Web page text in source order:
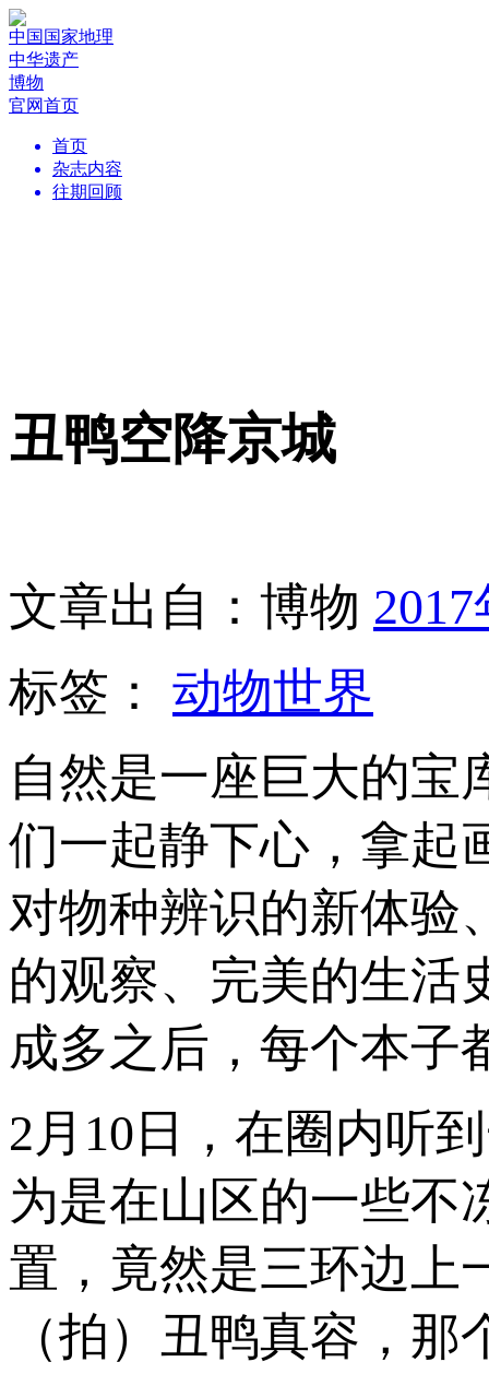
中国国家地理
中华遗产
博物
官网首页
首页
杂志内容
往期回顾
丑鸭空降京城
文章出自：博物
标签： 动物世界
自然是一座巨大的宝
们一起静下心，拿起
对物种辨识的新体验
的观察、完美的生
成多之后，每个本子
2月10日，在圈内听
为是在山区的一些不
置，竟然是三环边上
（拍）丑鸭真容，